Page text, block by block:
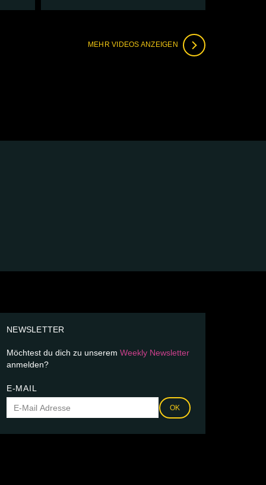
MEHR VIDEOS ANZEIGEN
NEWSLETTER
Möchtest du dich zu unserem Weekly Newsletter
anmelden?
E-MAIL
OK